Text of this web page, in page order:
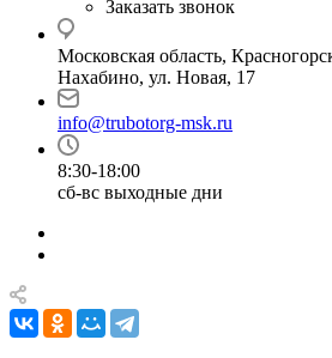
Заказать звонок
Московская область,
Нахабино, ул. Новая, 17
info@trubotorg-msk.ru
8:30-18:00
сб-вс выходные дни